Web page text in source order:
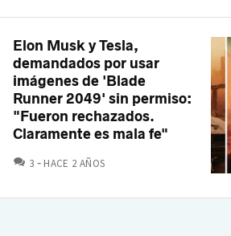
Elon Musk y Tesla,
demandados por usar
imágenes de 'Blade
Runner 2049' sin permiso:
"Fueron rechazados.
Claramente es mala fe"
3 COMENTARIOS
HACE 2 AÑOS